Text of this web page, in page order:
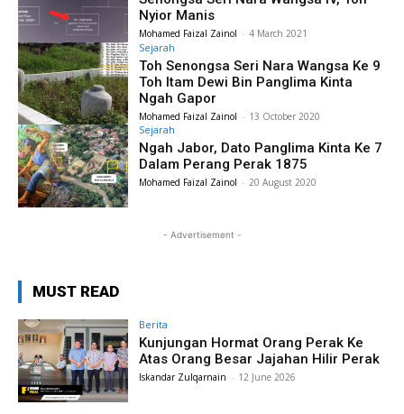
Nyior Manis
Mohamed Faizal Zainol - 4 March 2021
Sejarah
Toh Senongsa Seri Nara Wangsa Ke 9
Toh Itam Dewi Bin Panglima Kinta
Ngah Gapor
Mohamed Faizal Zainol - 13 October 2020
Sejarah
Ngah Jabor, Dato Panglima Kinta Ke 7
Dalam Perang Perak 1875
Mohamed Faizal Zainol - 20 August 2020
- Advertisement -
MUST READ
Berita
Kunjungan Hormat Orang Perak Ke
Atas Orang Besar Jajahan Hilir Perak
Iskandar Zulqarnain - 12 June 2026